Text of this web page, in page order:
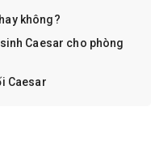
không?
Caesar cho phòng
Caesar